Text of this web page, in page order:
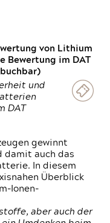
von Lithium
Bewertung im DAT
und
DAT
gewinnt
damit auch das
In diesem
Überblick
Ionen-
aber auch der